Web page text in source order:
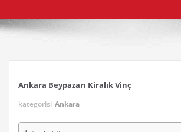
Ankara Beypazarı Kiralık Vinç
kategorisi Ankara